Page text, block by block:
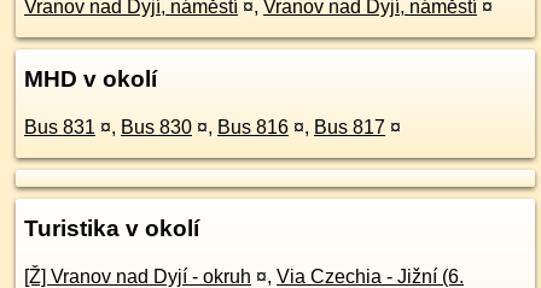
Vranov nad Dyjí, náměstí ¤, Vranov nad Dyjí, náměstí ¤
MHD v okolí
Bus 831 ¤, Bus 830 ¤, Bus 816 ¤, Bus 817 ¤
Turistika v okolí
[Ž] Vranov nad Dyjí - okruh ¤, Via Czechia - Jižní (6.